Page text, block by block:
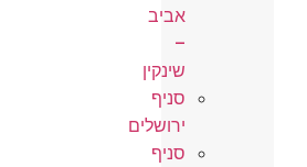
אביב
–
שינקין
סניף
ירושלים
סניף